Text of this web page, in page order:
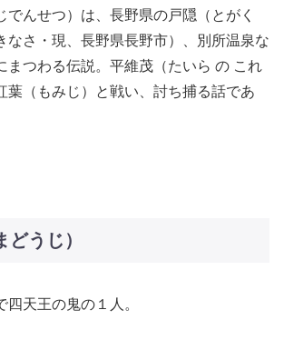
でんせつ）は、長野県の戸隠（とがく
なさ・現、長野県長野市）、別所温泉な
まつわる伝説。平維茂（たいら の これ
葉（もみじ）と戦い、討ち捕る話であ
うじ）
天王の鬼の１人。